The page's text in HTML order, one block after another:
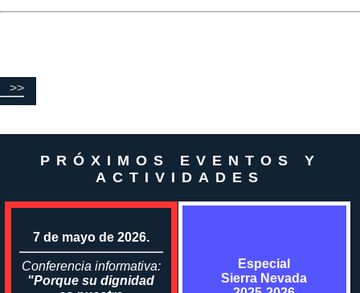
>>
PRÓXIMOS EVENTOS Y
ACTIVIDADES
7 de mayo de 2026.
Conferencia informativa:
"Porque su dignidad
Especial
Sierra Nevada